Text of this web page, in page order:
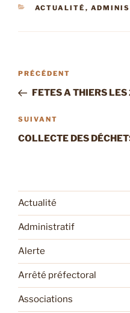
CATÉGORIES
ACTUALITÉ ,
Navigation
l’article
Article
précédent
PRÉCÉDENT
FETES A THIERS
Article
suivant
SUIVANT
COLLECTE DES
Actualité
Administratif
Alerte
Arrêté préfectoral
Associations